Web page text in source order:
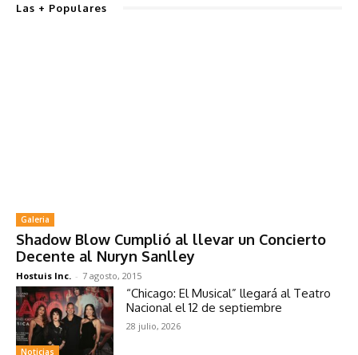
Las + Populares
Galeria
Shadow Blow Cumplió al llevar un Concierto
Decente al Nuryn Sanlley
Hostuis Inc. - 7 agosto, 2015
Noticias
“Chicago: El Musical” llegará al Teatro
Nacional el 12 de septiembre
28 julio, 2026